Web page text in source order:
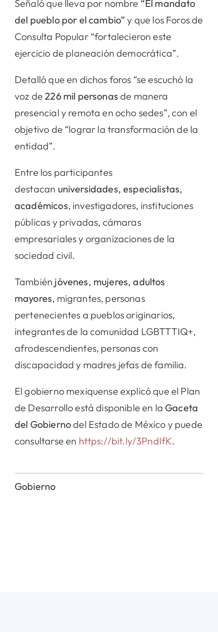
Señaló que lleva por nombre “El mandato
del pueblo por el cambio” y que los Foros de
Consulta Popular “fortalecieron este
ejercicio de planeación democrática”.
Detalló que en dichos foros “se escuchó la
voz de226 mil personas de manera
presencial y remota en ocho sedes”, con el
objetivo de “lograr la transformación de la
entidad”.
Entre los participantes
destacan universidades, especialistas,
académicos, investigadores, instituciones
públicas y privadas, cámaras
empresariales y organizaciones de la
sociedad civil.
También jóvenes, mujeres, adultos
mayores, migrantes, personas
pertenecientes a pueblos originarios,
integrantes de la comunidad LGBTTTIQ+,
afrodescendientes, personas con
discapacidad y madres jefas de familia.
El gobierno mexiquense explicó que el Plan
de Desarrollo está disponible en la Gaceta
del Gobiernodel Estado de México y puede
consultarse en https://bit.ly/3PndIfK.
Gobierno